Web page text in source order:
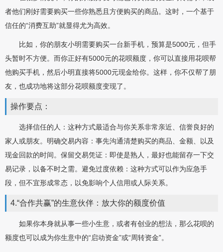
者他们刚好需要购买一些你熟悉且方便购买的商品。这时，一个基于
信任的“消费互助”就显得尤为高效。
比如，你的朋友小明需要购买一台新手机，预算是5000元，但手
头暂时不方便。而你正好有5000元的花呗额度，你可以直接用花呗帮
他购买手机，然后小明直接将5000元现金给你。这样，你不仅帮了朋
友，也成功地将这部分花呗额度变现了。
操作要点：
选择信任的人：这种方式最适合与你关系非常亲近、信誉良好的
家人或朋友。明确交易内容：事先沟通清楚购买的商品、金额、以及
现金回款的时间。保留交易凭证：即使是熟人，最好也能留存一下交
易记录，以备不时之需。避免过度依赖：这种方式可以作为应急手
段，但不宜形成常态，以免影响个人信用或人际关系。
4.“合作共赢”的生意伙伴：放大你的额度价值
如果你本身就从事一些小生意，或者有创业的想法，那么花呗的
额度也可以成为你生意中的“启动资金”或“周转资金”。